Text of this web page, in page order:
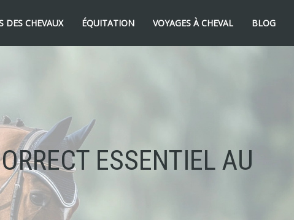
DES CHEVAUX ÉQUITATION VOYAGES À CHEVAL BLOG
ESSENTIEL AU